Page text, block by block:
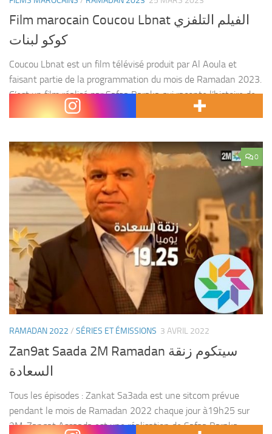
Film marocain Coucou Lbnat الفيلم التلفزي
كوكو لبنات
Coucou Lbnat est un film télévisé produit par Al Aoula et
faisant partie de la programmation du mois de Ramadan 2023.
C’est un film réalisé par Safaa Baraka qui raconte l’histoire de
0
RAMADAN 2022 / SÉRIES ET ÉMISSIONS 3 AVRIL 2022
Zan9at Saada 2M Ramadan سيتكوم زنقة
السعادة
Tous les épisodes : Zankat Sa3ada est une sitcom prévue
pendant le mois de Ramadan 2022 chaque jour à19h25 sur
2M. Zanqat Assaada est une réalisation de Safaa Baraka,